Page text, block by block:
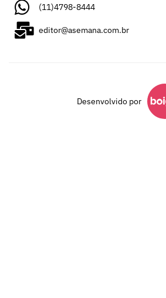
(11)4798-8444
editor@asemana.com.br
Desenvolvido por